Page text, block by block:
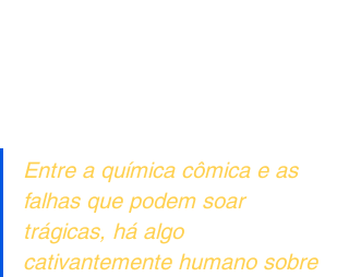
Entre a química cômica e as
falhas que podem soar
trágicas, há algo
cativantemente humano sobre